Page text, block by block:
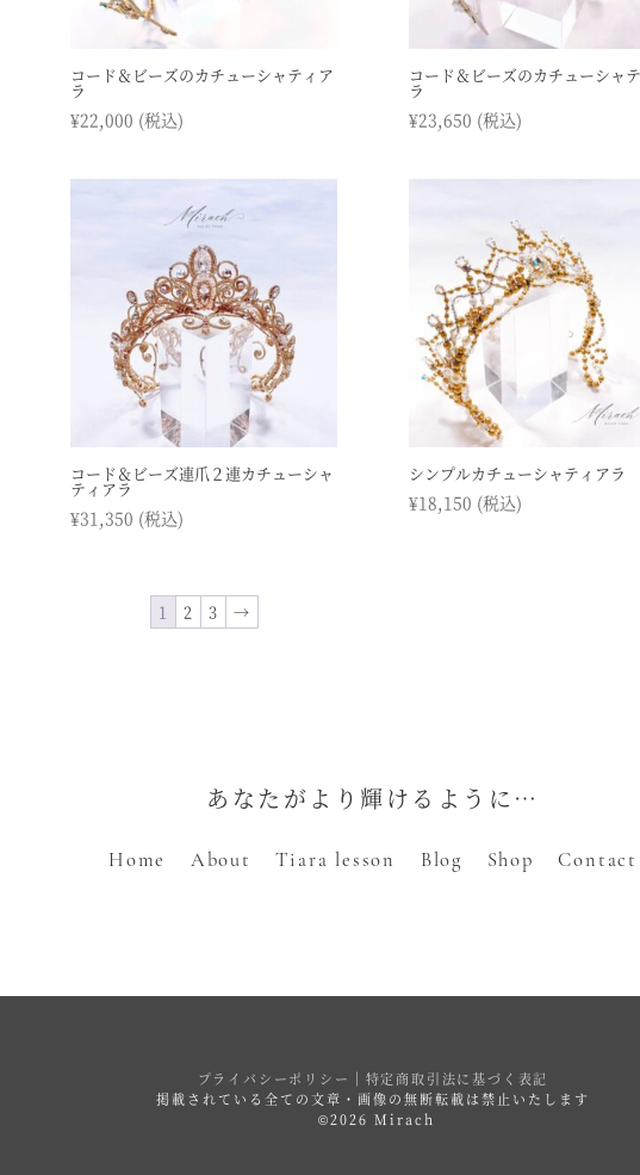
コード＆ビーズのカチューシャティア
ラ
¥22,000 (税込)
コード＆ビーズのカチューシャ
ラ
¥23,650 (税込)
コード＆ビーズ連爪２連カチューシャ
ティアラ
¥31,350 (税込)
シンプルカチューシャティアラ
¥18,150 (税込)
1 2 3 →
あなたがより輝けるように…
Home About Tiara lesson Blog Shop Contact
プライバシーポリシー ｜ 特定商取引法に基づく表記
掲載されている全ての文章・画像の無断転載は禁止いたします
©2026 Mirach